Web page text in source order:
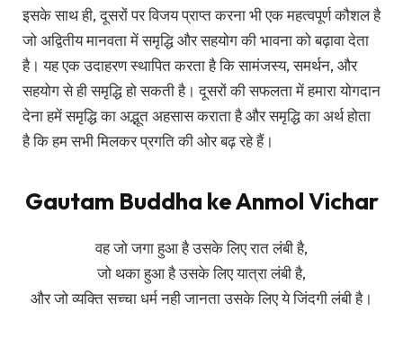
इसके साथ ही, दूसरों पर विजय प्राप्त करना भी एक महत्वपूर्ण कौशल है
जो अद्वितीय मानवता में समृद्धि और सहयोग की भावना को बढ़ावा देता
है। यह एक उदाहरण स्थापित करता है कि सामंजस्य, समर्थन, और
सहयोग से ही समृद्धि हो सकती है। दूसरों की सफलता में हमारा योगदान
देना हमें समृद्धि का अद्भूत अहसास कराता है और समृद्धि का अर्थ होता
है कि हम सभी मिलकर प्रगति की ओर बढ़ रहे हैं।
Gautam Buddha ke Anmol Vichar
वह जो जगा हुआ है उसके लिए रात लंबी है,
जो थका हुआ है उसके लिए यात्रा लंबी है,
और जो व्यक्ति सच्चा धर्म नही जानता उसके लिए ये जिंदगी लंबी है।